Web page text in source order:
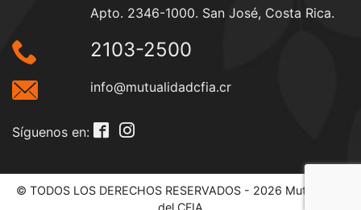
Apto. 2346-1000. San José, Costa Rica.
2103-2500
info@mutualidadcfia.cr
Síguenos en:
© TODOS LOS DERECHOS RESERVADOS - 2026 Mutualidad
del CFIA